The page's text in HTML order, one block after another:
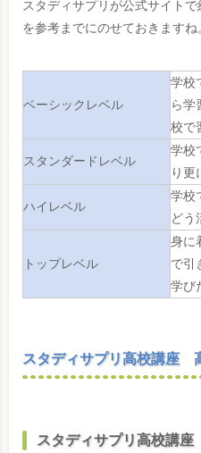
スタディサプリが公式サイト
を参考までにのせておきますね
ベーシックレベル
学校
ら学
校で
スタンダードレベル
学校
り更
ハイレベル
学校
どう
トップレベル
身に
で引
学び
スタディサプリ高校講座
スタディサプリ高校講